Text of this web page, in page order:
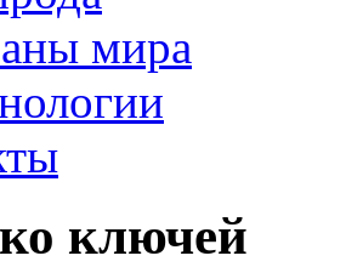
мира
ключей